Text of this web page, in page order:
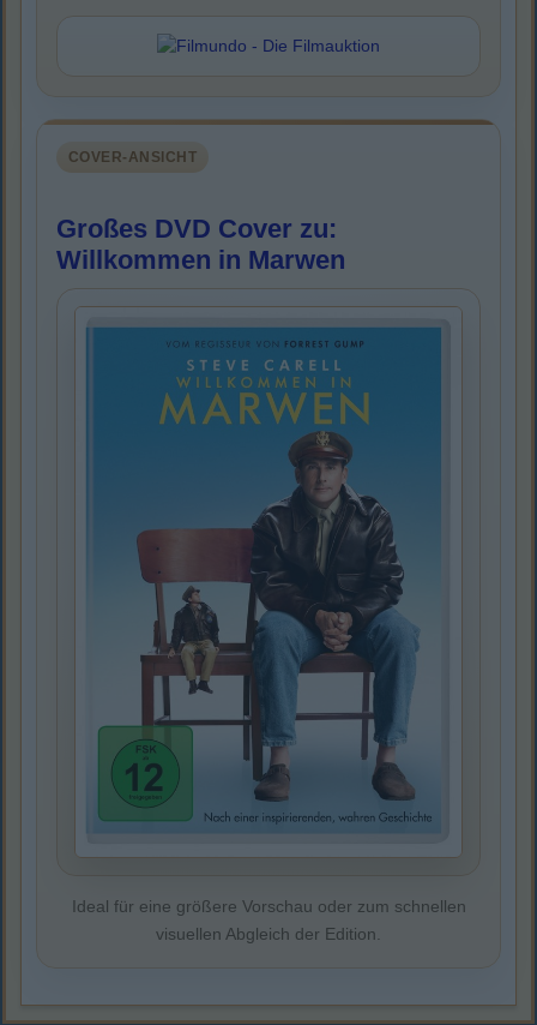
COVER-ANSICHT
Großes DVD Cover zu:
Willkommen in Marwen
Ideal für eine größere Vorschau oder zum schnellen
visuellen Abgleich der Edition.